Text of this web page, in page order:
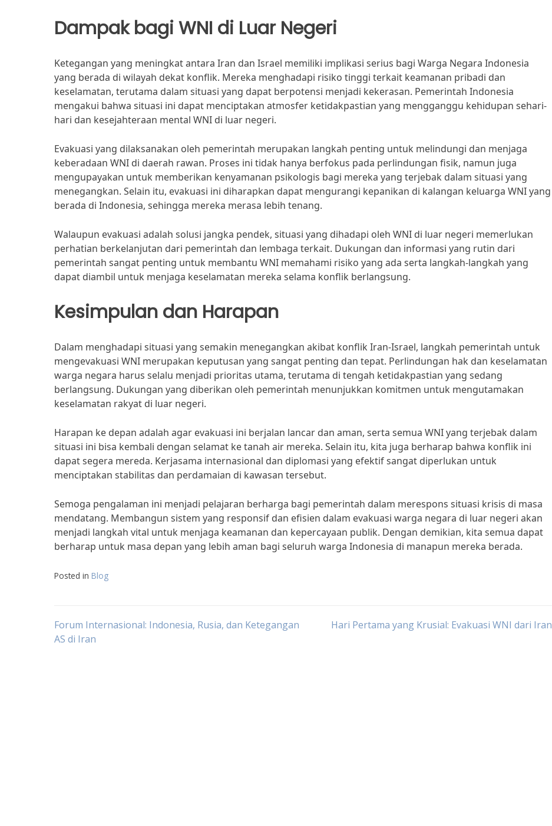
Dampak bagi WNI di Luar Negeri
Ketegangan yang meningkat antara Iran dan Israel memiliki implikasi serius bagi Warga Negara Indonesia
yang berada di wilayah dekat konflik. Mereka menghadapi risiko tinggi terkait keamanan pribadi dan
keselamatan, terutama dalam situasi yang dapat berpotensi menjadi kekerasan. Pemerintah Indonesia
mengakui bahwa situasi ini dapat menciptakan atmosfer ketidakpastian yang mengganggu kehidupan sehari-
hari dan kesejahteraan mental WNI di luar negeri.
Evakuasi yang dilaksanakan oleh pemerintah merupakan langkah penting untuk melindungi dan menjaga
keberadaan WNI di daerah rawan. Proses ini tidak hanya berfokus pada perlindungan fisik, namun juga
mengupayakan untuk memberikan kenyamanan psikologis bagi mereka yang terjebak dalam situasi yang
menegangkan. Selain itu, evakuasi ini diharapkan dapat mengurangi kepanikan di kalangan keluarga WNI yang
berada di Indonesia, sehingga mereka merasa lebih tenang.
Walaupun evakuasi adalah solusi jangka pendek, situasi yang dihadapi oleh WNI di luar negeri memerlukan
perhatian berkelanjutan dari pemerintah dan lembaga terkait. Dukungan dan informasi yang rutin dari
pemerintah sangat penting untuk membantu WNI memahami risiko yang ada serta langkah-langkah yang
dapat diambil untuk menjaga keselamatan mereka selama konflik berlangsung.
Kesimpulan dan Harapan
Dalam menghadapi situasi yang semakin menegangkan akibat konflik Iran-Israel, langkah pemerintah untuk
mengevakuasi WNI merupakan keputusan yang sangat penting dan tepat. Perlindungan hak dan keselamatan
warga negara harus selalu menjadi prioritas utama, terutama di tengah ketidakpastian yang sedang
berlangsung. Dukungan yang diberikan oleh pemerintah menunjukkan komitmen untuk mengutamakan
keselamatan rakyat di luar negeri.
Harapan ke depan adalah agar evakuasi ini berjalan lancar dan aman, serta semua WNI yang terjebak dalam
situasi ini bisa kembali dengan selamat ke tanah air mereka. Selain itu, kita juga berharap bahwa konflik ini
dapat segera mereda. Kerjasama internasional dan diplomasi yang efektif sangat diperlukan untuk
menciptakan stabilitas dan perdamaian di kawasan tersebut.
Semoga pengalaman ini menjadi pelajaran berharga bagi pemerintah dalam merespons situasi krisis di masa
mendatang. Membangun sistem yang responsif dan efisien dalam evakuasi warga negara di luar negeri akan
menjadi langkah vital untuk menjaga keamanan dan kepercayaan publik. Dengan demikian, kita semua dapat
berharap untuk masa depan yang lebih aman bagi seluruh warga Indonesia di manapun mereka berada.
Posted in Blog
Post
Forum Internasional: Indonesia, Rusia, dan Ketegangan
AS di Iran
Hari Pertama yang Krusial: Evakuasi WNI dari Iran